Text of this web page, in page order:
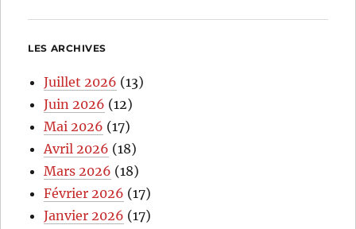
LES ARCHIVES
Juillet 2026 (13)
Juin 2026 (12)
Mai 2026 (17)
Avril 2026 (18)
Mars 2026 (18)
Février 2026 (17)
Janvier 2026 (17)